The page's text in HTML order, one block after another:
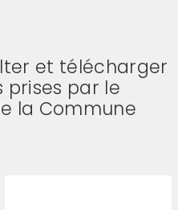
et télécharger
prises par le
la Commune